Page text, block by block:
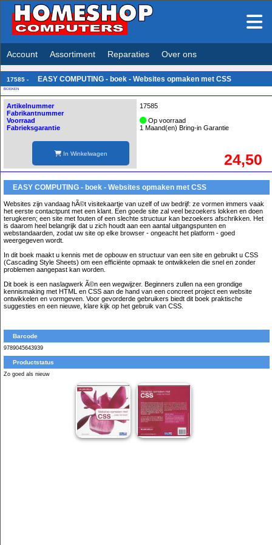
Account Assortiment Reparaties Over ons
17585 - EASY COMPUTING - boek - Websites opmaken met CSS
BOEKEN
Artikelnummer
Fabrikantnummer
Voorraad
Fabrieksgarantie
In Winkelwagen
17585
Op voorraad
1 Maand(en) Bring-in Garantie
24,50
EASY COMPUTING - boek - Websites opmaken met CSS
Websites zijn vandaag hÃ©t visitekaartje van uzelf of uw bedrijf: ze vormen immers vaak
het eerste contactpunt met een klant. Een goede site zal veel bezoekers lokken en doen
terugkeren; een site met fouten of een slechte structuur kan bezoekers afschrikken. Het
is daarom heel belangrijk dat u zich houdt aan een aantal uitgangspunten en
webstandaarden, zodat uw site op elke browser - ongeacht het platform - goed
weergegeven wordt.
In dit boek maakt u kennis met de opbouw en structuur van een site en gebruikt u CSS
(Cascading Style Sheets) om een efficiënte opmaak te ontwikkelen die snel en zonder
problemen aangepast kan worden.
Dit boek is een naslagwerk Ã©n een wegwijzer. Beginners zullen na een grondige
kennismaking met HTML en CSS aan de hand van een concreet project een website
ontwikkelen en vormgeven. Voor gevorderde gebruikers biedt dit boek praktische
suggesties en een nieuwe, klare kijk op het gebruik van CSS.
Barcode
9789045643939
Productstatus
Zo goed als nieuw